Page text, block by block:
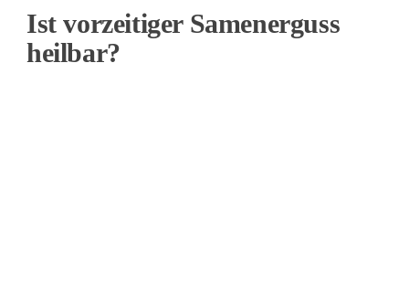
Ist vorzeitiger Samenerguss
heilbar?